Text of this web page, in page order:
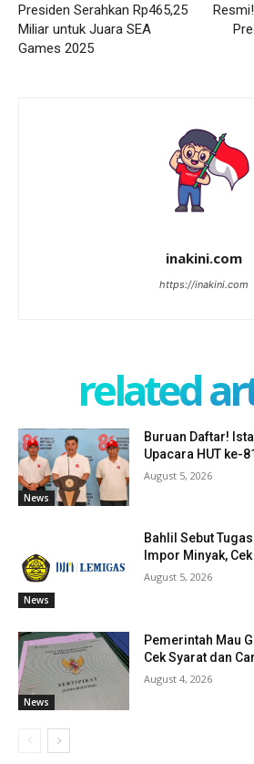
Presiden Serahkan Rp465,25
Miliar untuk Juara SEA
Games 2025
inakini.com
https://inakini.com
related
News
Buruan Daftar!
Upacara HUT ke-
August 5, 2026
News
Bahlil Sebut
Impor Minyak,
August 5, 2026
News
Pemerintah Mau
Cek Syarat dan
August 4, 2026